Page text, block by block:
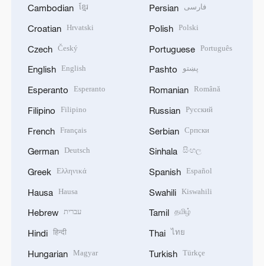
Cambodian ខ្មែរ
Croatian Hrvatski
Czech Český
English English
Esperanto Esperanto
Filipino Filipino
French Français
German Deutsch
Greek Ελληνικά
Hausa Hausa
Hebrew עברית
Hindi हिन्दी
Hungarian Magyar
Persian فارسی
Polish Polski
Portuguese Português
Pashto پښتو
Romanian Română
Russian Русский
Serbian Српски
Sinhala සිංහල
Spanish Español
Swahili Kiswahili
Tamil தமிழ்
Thai ไทย
Turkish Türkçe